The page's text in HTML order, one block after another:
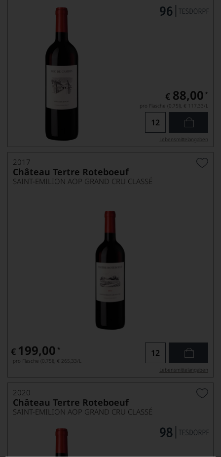
€ 88,00 *
pro Flasche (0.75l), € 117,33/L
Lebensmittel­angaben
2017
Château Tertre Roteboeuf
SAINT-EMILION AOP GRAND CRU CLASSÉ
€ 199,00 *
pro Flasche (0.75l), € 265,33/L
Lebensmittel­angaben
2020
Château Tertre Roteboeuf
SAINT-EMILION AOP GRAND CRU CLASSÉ